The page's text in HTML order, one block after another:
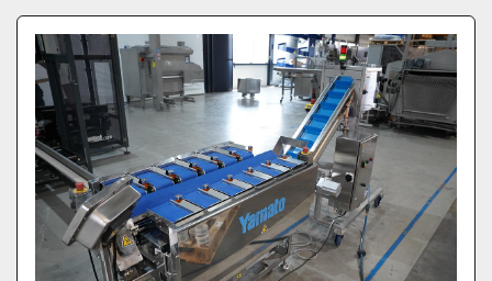
Weeginstallatie (29)
Sorteren op